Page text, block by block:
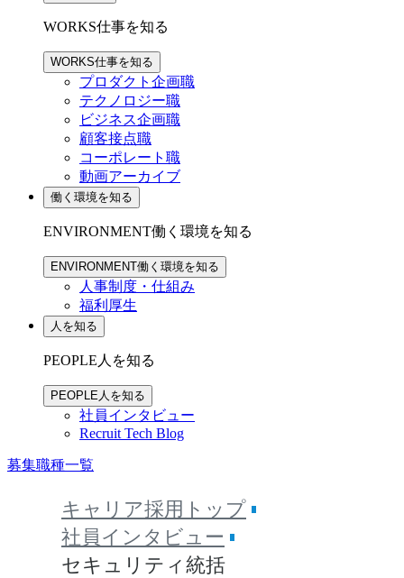
WORKS仕事を知る
WORKS仕事を知る
プロダクト企画職
テクノロジー職
ビジネス企画職
顧客接点職
コーポレート職
動画アーカイブ
働く環境を知る
ENVIRONMENT働く環境を知る
ENVIRONMENT働く環境を知る
人事制度・仕組み
福利厚生
人を知る
PEOPLE 人を知る
PEOPLE人を知る
社員インタビュー
Recruit Tech Blog
募集職種一覧
キャリア採用トップ
社員インタビュー
セキュリティ統括